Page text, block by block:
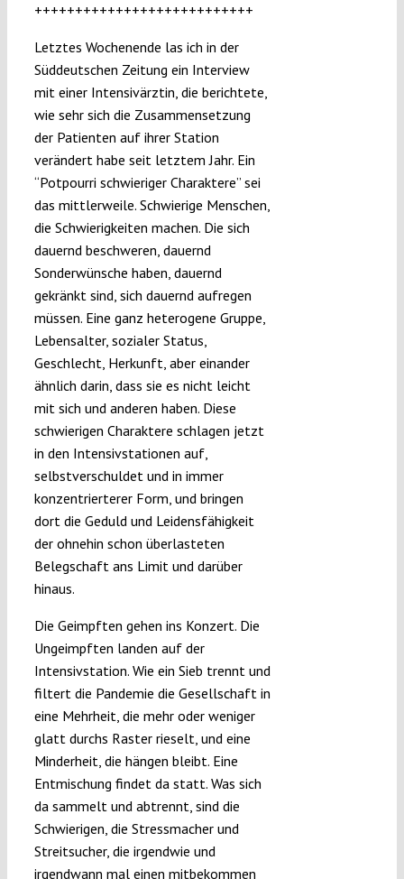
+++++++++++++++++++++++++++
Letztes Wochenende las ich in der
Süddeutschen Zeitung ein Interview
mit einer Intensivärztin, die berichtete,
wie sehr sich die Zusammensetzung
der Patienten auf ihrer Station
verändert habe seit letztem Jahr. Ein
“Potpourri schwieriger Charaktere” sei
das mittlerweile. Schwierige Menschen,
die Schwierigkeiten machen. Die sich
dauernd beschweren, dauernd
Sonderwünsche haben, dauernd
gekränkt sind, sich dauernd aufregen
müssen. Eine ganz heterogene Gruppe,
Lebensalter, sozialer Status,
Geschlecht, Herkunft, aber einander
ähnlich darin, dass sie es nicht leicht
mit sich und anderen haben. Diese
schwierigen Charaktere schlagen jetzt
in den Intensivstationen auf,
selbstverschuldet und in immer
konzentrierterer Form, und bringen
dort die Geduld und Leidensfähigkeit
der ohnehin schon überlasteten
Belegschaft ans Limit und darüber
hinaus.
Die Geimpften gehen ins Konzert. Die
Ungeimpften landen auf der
Intensivstation. Wie ein Sieb trennt und
filtert die Pandemie die Gesellschaft in
eine Mehrheit, die mehr oder weniger
glatt durchs Raster rieselt, und eine
Minderheit, die hängen bleibt. Eine
Entmischung findet da statt. Was sich
da sammelt und abtrennt, sind die
Schwierigen, die Stressmacher und
Streitsucher, die irgendwie und
irgendwann mal einen mitbekommen